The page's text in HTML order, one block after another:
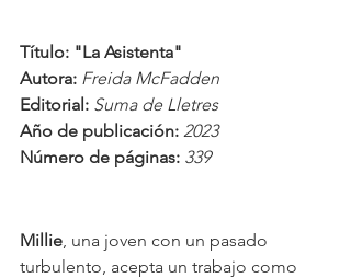
Título: "La Asistenta"
Autora: Freida McFadden
Editorial: Suma de Lletres
Año de publicación: 2023
Número de páginas: 339
Millie , una joven con un pasado
turbulento, acepta un trabajo como